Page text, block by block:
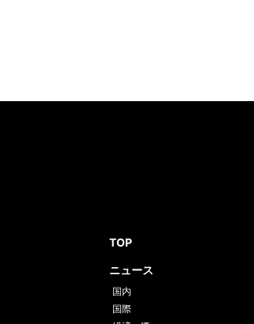
TOP
ニュース
国内
国際